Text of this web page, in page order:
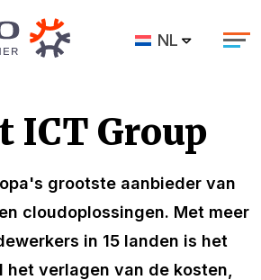
NL
ICT Group
grootste aanbieder van
cloudoplossingen. Met meer
in 15 landen is het
het verlagen van de kosten,